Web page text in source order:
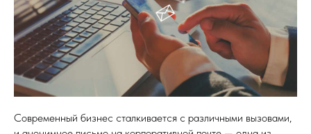
Современный бизнес сталкивается с различными вызовами,